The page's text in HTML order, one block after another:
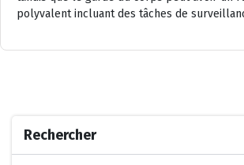
polyvalent incluant des tâches de
Rechercher